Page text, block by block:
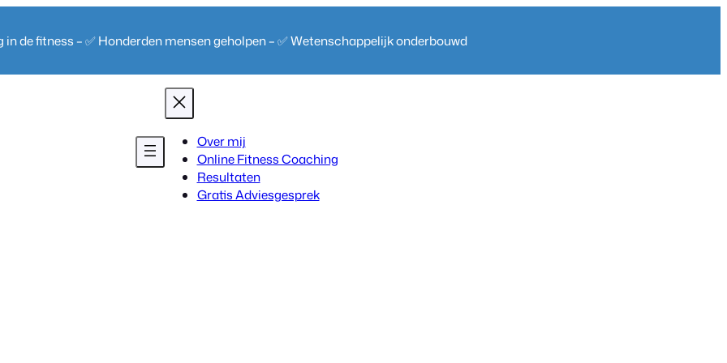
in de fitness – ✅ Honderden mensen geholpen – ✅ Wetenschappelijk onderbouwd
Over mij
Online Fitness Coaching
Resultaten
Gratis Adviesgesprek